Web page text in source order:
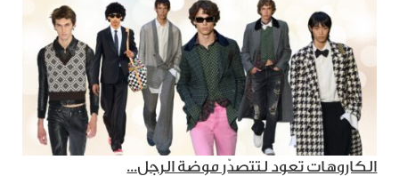
الكاروهات تعود لتتصدّر موضة الرجل...